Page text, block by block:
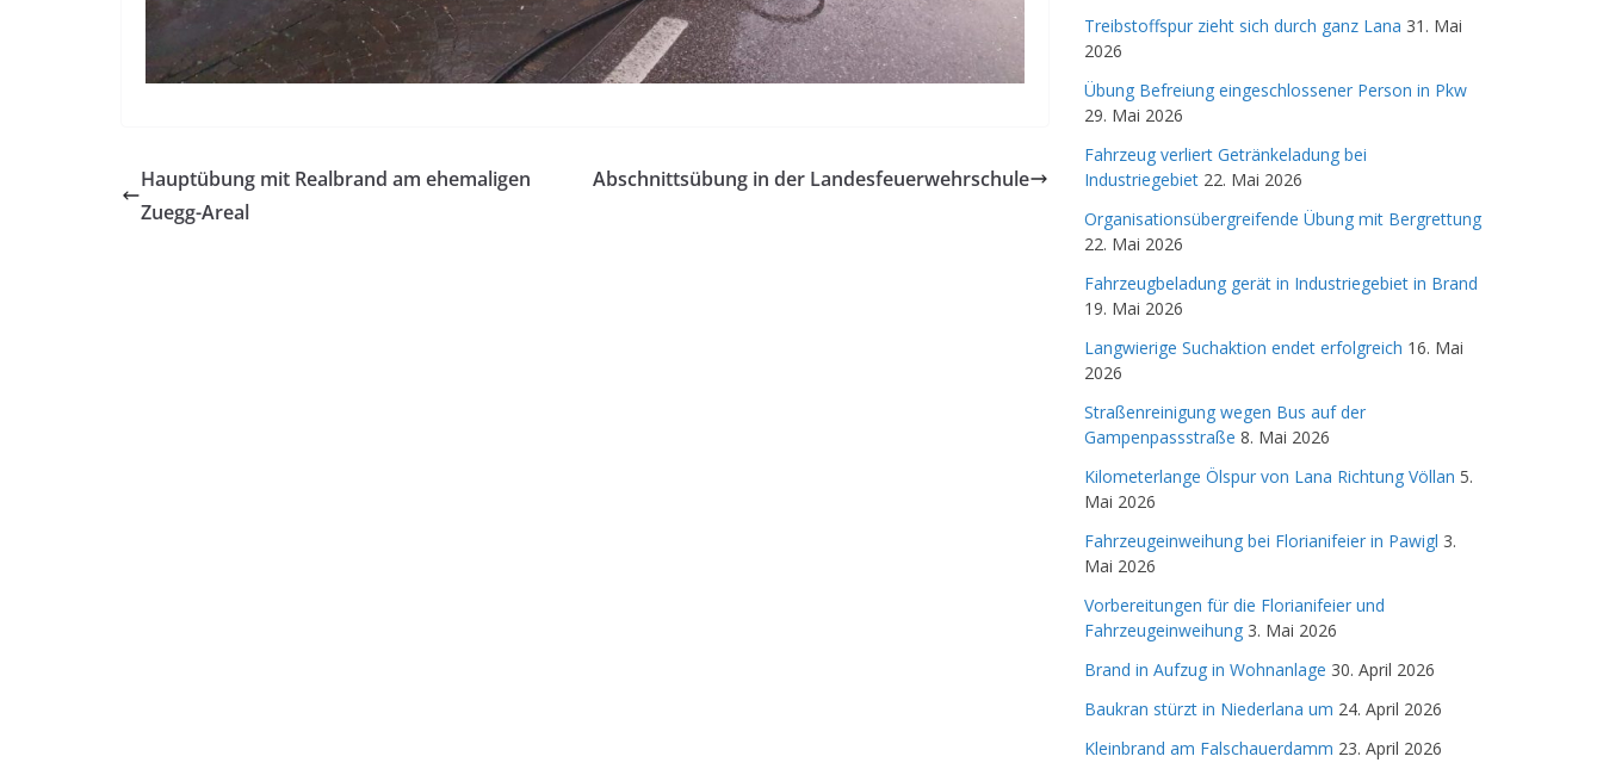
Hauptübung mit Realbrand am ehemaligen
Zuegg-Areal
Abschnittsübung in der Landesfeuerwehrschule
Treibstoffspur zieht sich durch ganz Lana 31. Mai
2026
Übung Befreiung eingeschlossener Person in Pkw
29. Mai 2026
Fahrzeug verliert Getränkeladung bei
Industriegebiet 22. Mai 2026
Organisationsübergreifende Übung mit Bergrettung
22. Mai 2026
Fahrzeugbeladung gerät in Industriegebiet in Brand
19. Mai 2026
Langwierige Suchaktion endet erfolgreich 16. Mai
2026
Straßenreinigung wegen Bus auf der
Gampenpassstraße 8. Mai 2026
Kilometerlange Ölspur von Lana Richtung Völlan 5.
Mai 2026
Fahrzeugeinweihung bei Florianifeier in Pawigl 3.
Mai 2026
Vorbereitungen für die Florianifeier und
Fahrzeugeinweihung 3. Mai 2026
Brand in Aufzug in Wohnanlage 30. April 2026
Baukran stürzt in Niederlana um 24. April 2026
Kleinbrand am Falschauerdamm 23. April 2026